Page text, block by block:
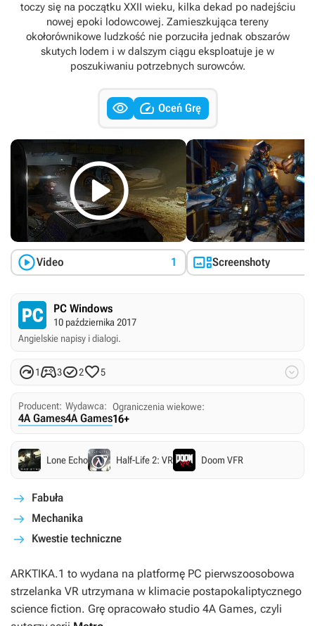
toczy się na początku XXII wieku, kilka dekad po nadejściu
nowej epoki lodowcowej. Zamieszkująca tereny
okołorównikowe ludzkość nie porzuciła jednak obszarów
skutych lodem i w dalszym ciągu eksploatuje je w
poszukiwaniu potrzebnych surowców.
  Oceń Grę

Video 1 Screenshoty
PC Windows
10 października 2017
Angielskie napisy i dialogi.
1325 
Producent:
4A Games
Wydawca:
4A Games
Ograniczenia wiekowe:
16+
Lone Echo Half-Life 2: VR Doom VFR
Fabuła
Mechanika
Kwestie techniczne
ARKTIKA.1 to wydana na platformę PC pierwszoosobowa
strzelanka VR utrzymana w klimacie postapokaliptycznego
science fiction. Grę opracowało studio 4A Games, czyli